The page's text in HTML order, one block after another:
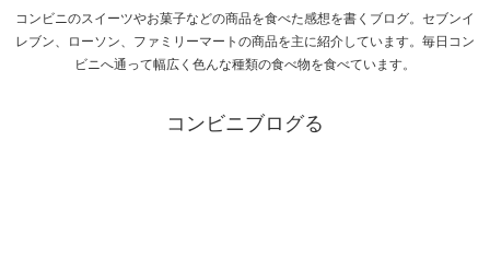
コンビニのスイーツやお菓子などの商品を食べた感想を書くブログ。セブンイ
レブン、ローソン、ファミリーマートの商品を主に紹介しています。毎日コン
ビニへ通って幅広く色んな種類の食べ物を食べています。
コンビニブログる